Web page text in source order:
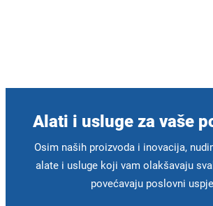
Alati i usluge za vaše
Osim naših proizvoda i inovacija,
alate i usluge koji vam olakšavaju
povećavaju poslovni